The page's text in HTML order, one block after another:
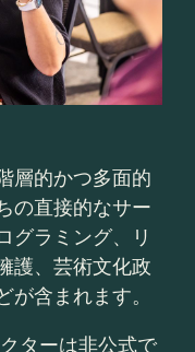
層的かつ多面的
の直接的なサー
グラミング、リ
護、芸術文化政
含まれます。
ターは非公式で